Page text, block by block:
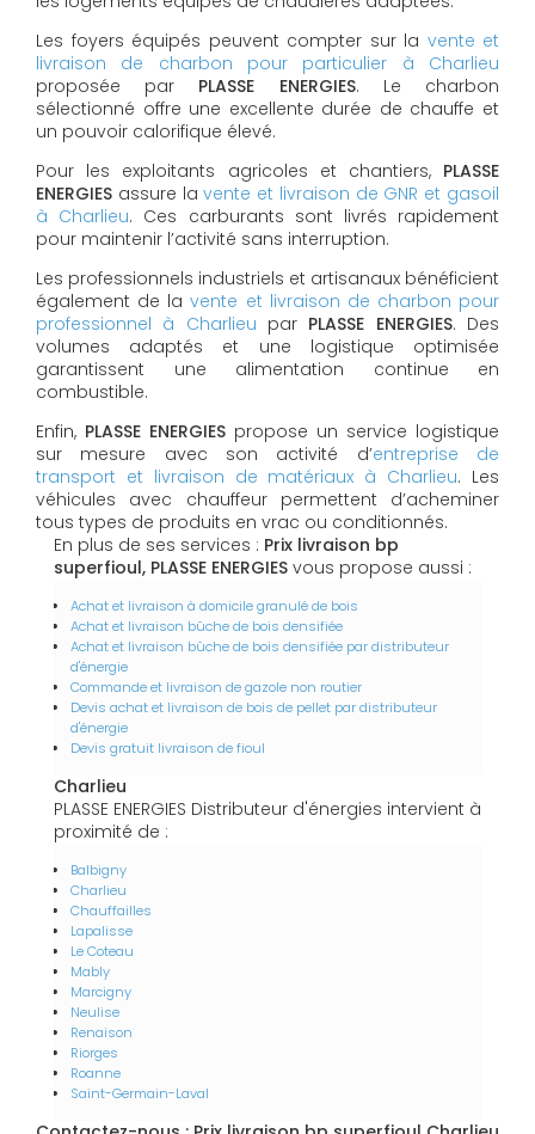
Les foyers équipés peuvent compter sur la vente et
livraison de charbon pour particulier à Charlieu
proposée par PLASSE ENERGIES. Le charbon
sélectionné offre une excellente durée de chauffe et
un pouvoir calorifique élevé.
Pour les exploitants agricoles et chantiers, PLASSE
ENERGIES assure lavente et livraison de GNR et gasoil
à Charlieu. Ces carburants sont livrés rapidement
pour maintenir l’activité sans interruption.
Les professionnels industriels et artisanaux bénéficient
également de lavente et livraison de charbon pour
professionnel à Charlieu par PLASSE ENERGIES. Des
volumes adaptés et une logistique optimisée
garantissent une alimentation continue en
combustible.
Enfin, PLASSE ENERGIES propose un service logistique
sur mesure avec son activité d’entreprise de
transport et livraison de matériaux à Charlieu. Les
véhicules avec chauffeur permettent d’acheminer
tous types de produits en vrac ou conditionnés.
En plus de ses services : Prix livraison bp
superfioul, PLASSE ENERGIES vous propose aussi :
Achat et livraison à domicile granulé de bois
Achat et livraison bûche de bois densifiée
Achat et livraison bûche de bois densifiée par distributeur
d'énergie
Commande et livraison de gazole non routier
Devis achat et livraison de bois de pellet par distributeur
d'énergie
Devis gratuit livraison de fioul
Charlieu
PLASSE ENERGIES Distributeur d'énergies intervient à
proximité de :
Balbigny
Charlieu
Chauffailles
Lapalisse
Le Coteau
Mably
Marcigny
Neulise
Renaison
Riorges
Roanne
Saint-Germain-Laval